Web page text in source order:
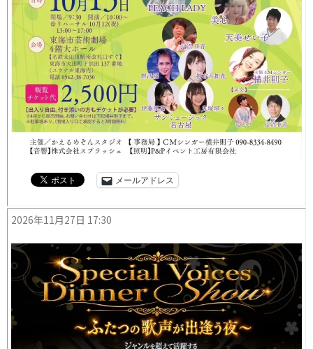
メールアドレス
2026年11月27日 17:30